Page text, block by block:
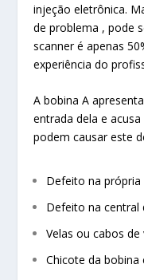
injeção eletrônica.
de problema , pode
scanner é apenas
experiência do
A bobina A
entrada dela e
podem causar este
Defeito na própria
Defeito na central
Velas ou cabos
Chicote da